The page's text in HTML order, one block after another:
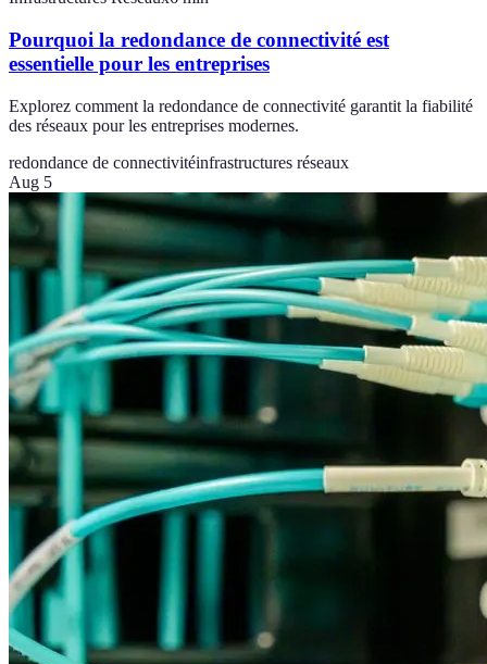
Pourquoi la redondance de connectivité est
essentielle pour les entreprises
Explorez comment la redondance de connectivité garantit la fiabilité
des réseaux pour les entreprises modernes.
redondance de connectivitéinfrastructures réseaux
Aug 5